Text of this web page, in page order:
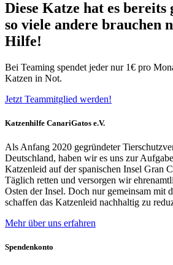
Diese Katze hat es bereits
so viele andere brauchen
Hilfe!
Bei Teaming spendet jeder nur 1€ pro
Katzen in Not.
Jetzt Teammitglied werden!
Katzenhilfe CanariGatos e.V.
Als Anfang 2020 gegründeter
Deutschland, haben wir es uns zur
Katzenleid auf der spanischen Insel Gran
Täglich retten und versorgen wir
Osten der Insel. Doch nur gemeinsam mit
schaffen das Katzenleid nachhaltig zu
Mehr über uns erfahren
Spendenkonto